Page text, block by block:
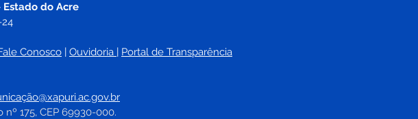
do Acre
Conosco | Ouvidoria | Portal de Transparência
175, CEP 69930-000.